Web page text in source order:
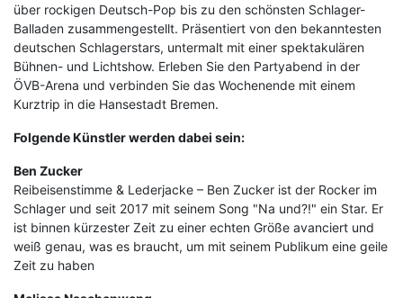
über rockigen Deutsch-Pop bis zu den schönsten Schlager-
Balladen zusammengestellt. Präsentiert von den bekanntesten
deutschen Schlagerstars, untermalt mit einer spektakulären
Bühnen- und Lichtshow. Erleben Sie den Partyabend in der
ÖVB-Arena und verbinden Sie das Wochenende mit einem
Kurztrip in die Hansestadt Bremen.
Folgende Künstler werden dabei sein:
Ben Zucker
Reibeisenstimme & Lederjacke – Ben Zucker ist der Rocker im
Schlager und seit 2017 mit seinem Song "Na und?!" ein Star. Er
ist binnen kürzester Zeit zu einer echten Größe avanciert und
weiß genau, was es braucht, um mit seinem Publikum eine geile
Zeit zu haben